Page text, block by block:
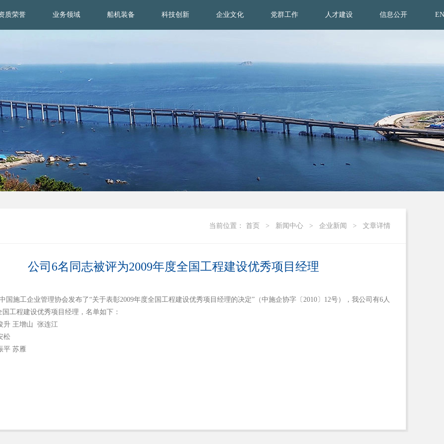
质荣誉 业务领域 船机装备 科技创新 企业文化 党群工作 人才建设 信息公开 EN
当前位置： 首页 > 新闻中心 > 企业新闻 > 文章详情
公司6名同志被评为2009年度全国工程建设优秀项目经理
国施工企业管理协会发布了“关于表彰2009年度全国工程建设优秀项目经理的决定”（中施企协字〔2010〕12号），我公司有6人
国工程建设优秀项目经理，名单如下：
王增山 张连江
松
苏雁